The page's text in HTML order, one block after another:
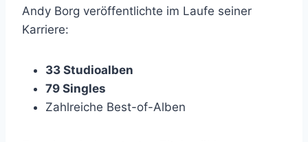
Andy Borg veröffentlichte im Laufe seiner
Karriere:
33 Studioalben
79 Singles
Zahlreiche Best-of-Alben